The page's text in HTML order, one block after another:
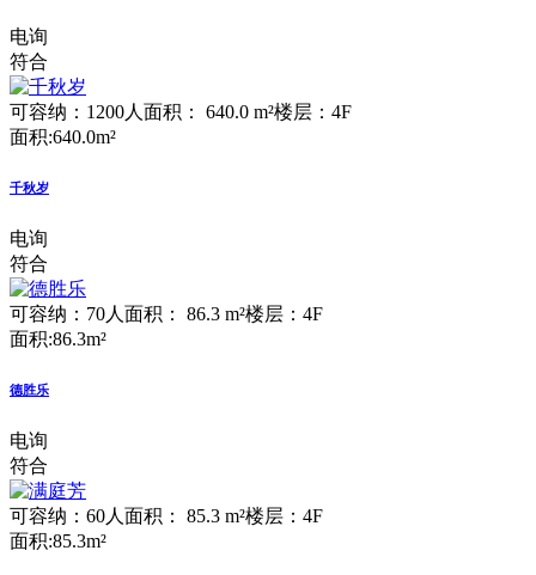
电询
符合
可容纳：1200人 面积： 640.0 m²楼层：4F
面积:640.0m²
千秋岁
电询
符合
可容纳：70人 面积： 86.3 m²楼层：4F
面积:86.3m²
德胜乐
电询
符合
可容纳：60人 面积： 85.3 m²楼层：4F
面积:85.3m²